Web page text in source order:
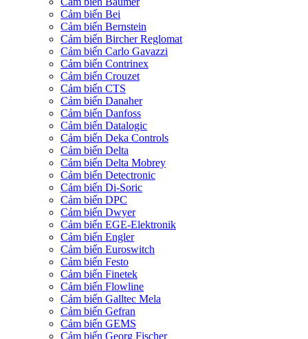
Cảm biến Bei
Cảm biến Bernstein
Cảm biến Bircher Reglomat
Cảm biến Carlo Gavazzi
Cảm biến Contrinex
Cảm biến Crouzet
Cảm biến CTS
Cảm biến Danaher
Cảm biến Danfoss
Cảm biến Datalogic
Cảm biến Deka Controls
Cảm biến Delta
Cảm biến Delta Mobrey
Cảm biến Detectronic
Cảm biến Di-Soric
Cảm biến DPC
Cảm biến Dwyer
Cảm biến EGE-Elektronik
Cảm biến Engler
Cảm biến Euroswitch
Cảm biến Festo
Cảm biến Finetek
Cảm biến Flowline
Cảm biến Galltec Mela
Cảm biến Gefran
Cảm biến GEMS
Cảm biến Georg Fischer